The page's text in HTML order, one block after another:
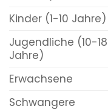
Kinder (1-10 Jahre)
Jugendliche (10-18
Jahre)
Erwachsene
Schwangere